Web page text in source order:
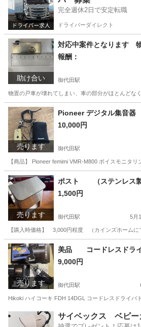
完全週休2日で安定転職
ドライバーダイレクト
助け合い
対応中案件となります
報酬：
御代田駅
物置の戸車が壊れてしまい、車の部分がほとんどな
長野 北佐久郡 教えて 戸車
売ります
Pioneer デジタル集音
10,000円
御代田駅
【商品】 Pioneer femimi VMR-M800 ボイスモニタ
長野 北佐久郡 御代田駅
売ります
ポスト （ステンレス製
1,500円
御代田駅 5月
【購入時価格】 3,000円程度 （カインズホームに
長野 北佐久郡 御代田駅 その他 ポ
売ります
美品 コードレスドラ
9,000円
御代田駅
Hikoki ハイコーキ FDH 14DGL コードレスドライ
北佐久郡 御代田駅 その他
サイベックス ベビ